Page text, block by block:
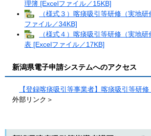
理簿 [Excelファイル／15KB]
（様式３）喀痰吸引等研修（実地
ファイル／34KB]
（様式４）喀痰吸引等研修（実地
表 [Excelファイル／17KB]
新潟県電子申請システムへのアクセス
【登録喀痰吸引等事業者】喀痰吸引等研
外部リンク＞